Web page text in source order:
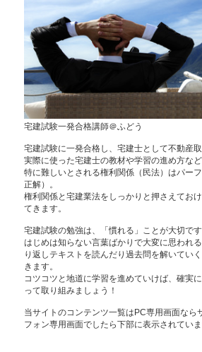
宅建試験一発合格講師＠ふどう
宅建試験に一発合格し、宅建士として不動産
実際に使った宅建士の教材や学習の進め方な
特に難しいとされる権利関係（民法）はパー
正解）。
権利関係と宅建業法をしっかりと押さえてお
てきます。
宅建試験の勉強は、「慣れる」ことが大切です
はじめは知らない言葉ばかりで大変に思われ
り返しテキストを読んだり過去問を解いてい
きます。
コツコツと地道に学習を進めていけば、確実
って取り組みましょう！
当サイトのコンテンツ一覧はPC専用画面なら
フォン専用画面でしたら下部に表示されていま